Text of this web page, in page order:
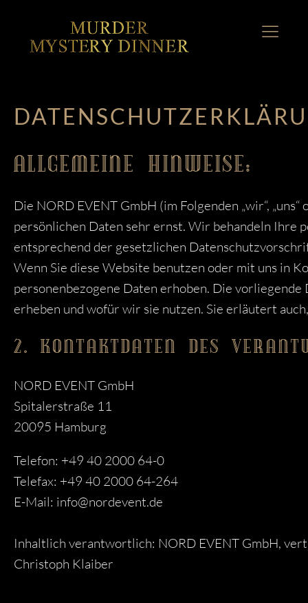
ALLGEMEINE HINWEISE:
Die NORD EVENT GmbH (im Folgenden „wir“,
persönlichen Daten sehr ernst. Wir behandeln Ihre
entsprechend der gesetzlichen
Wenn Sie diese Website benutzen oder mit uns in
personenbezogene Daten erhoben. Die
erheben und wofür wir sie nutzen. Sie erläutert
2. KONTAKTDATEN DES
NORD EVENT GmbH
Spitalerstraße 11
20095 Hamburg
Telefon: +49 40 2000 64-0
Telefax: +49 40 2000 64-264
E-Mail: info@nordevent.de
Inhaltlich verantwortlich: NORD EVENT GmbH,
Christoph Klaiber